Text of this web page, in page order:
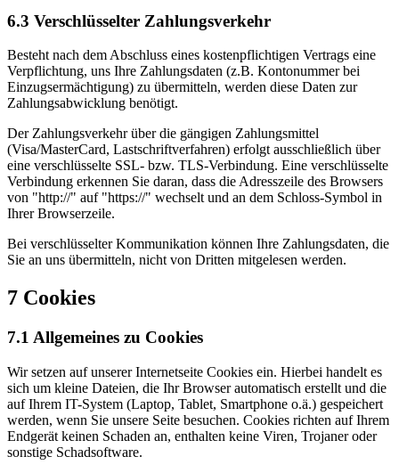
6.3 Verschlüsselter Zahlungsverkehr
Besteht nach dem Abschluss eines kostenpflichtigen Vertrags eine
Verpflichtung, uns Ihre Zahlungsdaten (z.B. Kontonummer bei
Einzugsermächtigung) zu übermitteln, werden diese Daten zur
Zahlungsabwicklung benötigt.
Der Zahlungsverkehr über die gängigen Zahlungsmittel
(Visa/MasterCard, Lastschriftverfahren) erfolgt ausschließlich über
eine verschlüsselte SSL- bzw. TLS-Verbindung. Eine verschlüsselte
Verbindung erkennen Sie daran, dass die Adresszeile des Browsers
von "http://" auf "https://" wechselt und an dem Schloss-Symbol in
Ihrer Browserzeile.
Bei verschlüsselter Kommunikation können Ihre Zahlungsdaten, die
Sie an uns übermitteln, nicht von Dritten mitgelesen werden.
7 Cookies
7.1 Allgemeines zu Cookies
Wir setzen auf unserer Internetseite Cookies ein. Hierbei handelt es
sich um kleine Dateien, die Ihr Browser automatisch erstellt und die
auf Ihrem IT-System (Laptop, Tablet, Smartphone o.ä.) gespeichert
werden, wenn Sie unsere Seite besuchen. Cookies richten auf Ihrem
Endgerät keinen Schaden an, enthalten keine Viren, Trojaner oder
sonstige Schadsoftware.